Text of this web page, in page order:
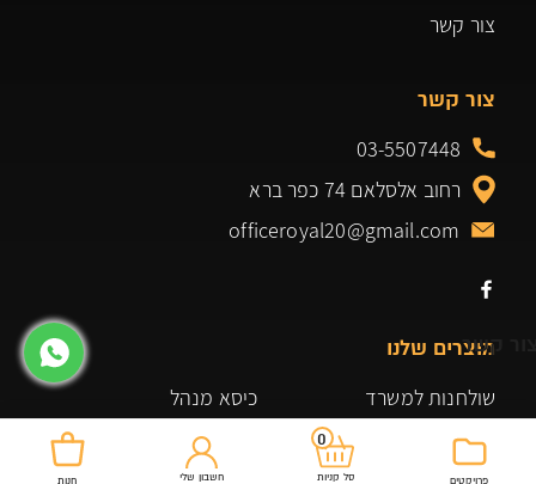
קשר
צור קשר
מוצרים שלנו
שולחנות למשרד
ארונות ומגירות למשרד
גיימינג
כיסא מנהל
כיסא מזכירה
שולחנות
צור קשר
03-5507448
רחוב אלסלאם 74 כפר ברא
officeroyal20@gmail.com
פרויקטים
0
סל קניות חשבון שלי חנות